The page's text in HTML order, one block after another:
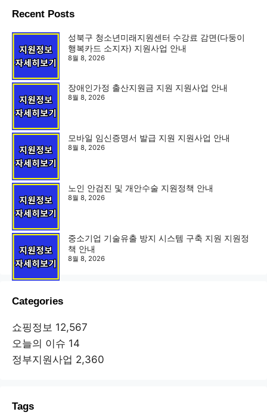
Recent Posts
성북구 청소년미래지원센터 수강료 감면(다둥이
행복카드 소지자) 지원사업 안내
8월 8, 2026
장애인가정 출산지원금 지원 지원사업 안내
8월 8, 2026
모바일 임신증명서 발급 지원 지원사업 안내
8월 8, 2026
노인 안검진 및 개안수술 지원정책 안내
8월 8, 2026
중소기업 기술유출 방지 시스템 구축 지원 지원정
책 안내
8월 8, 2026
Categories
쇼핑정보 12,567
오늘의 이슈 14
정부지원사업 2,360
Tags